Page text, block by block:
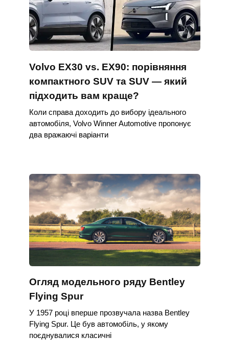
Volvo EX30 vs. EX90: порівняння
компактного SUV та SUV — який
підходить вам краще?
Коли справа доходить до вибору ідеального
автомобіля, Volvo Winner Automotive пропонує
два вражаючі варіанти
Огляд модельного ряду Bentley
Flying Spur
У 1957 році вперше прозвучала назва Bentley
Flying Spur. Це був автомобіль, у якому
поєднувалися класичні